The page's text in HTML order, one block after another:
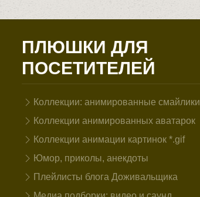
ПЛЮШКИ ДЛЯ
ПОСЕТИТЕЛЕЙ
Коллекции: анимированные смайлики
Коллекции анимированных аватарок
Коллекции анимации картинок *.gif
Юмор, приколы, анекдоты
Плейлисты блога Доживальщика